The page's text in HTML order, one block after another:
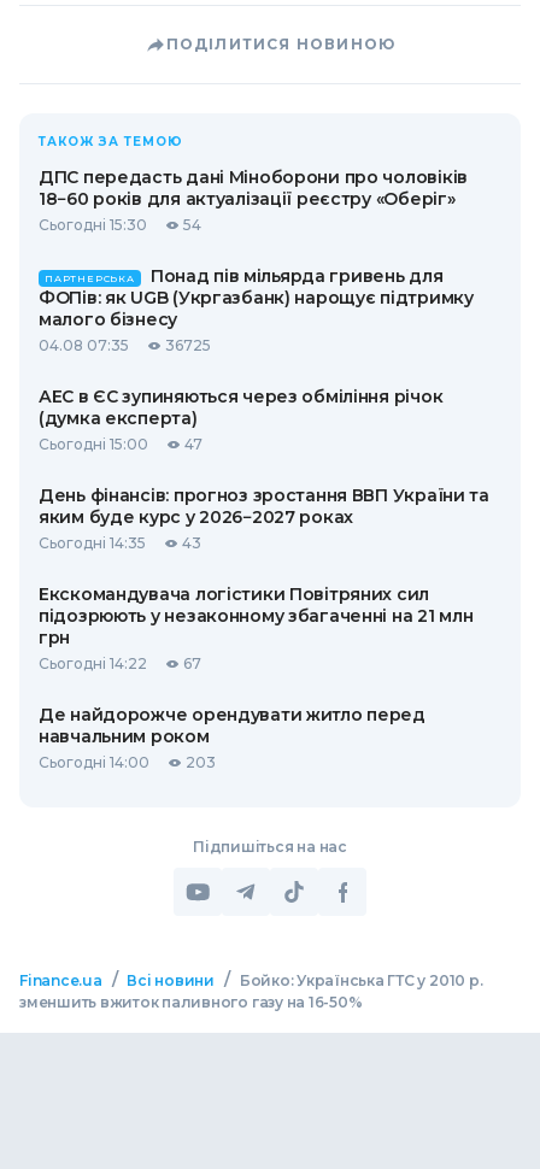
ПОДІЛИТИСЯ НОВИНОЮ
ТАКОЖ ЗА ТЕМОЮ
ДПС передасть дані Міноборони про чоловіків
18−60 років для актуалізації реєстру «Оберіг»
Сьогодні 15:30 54
ПАРТНЕРСЬКА
Понад пів мільярда гривень для
ФОПів: як UGB (Укргазбанк) нарощує підтримку
малого бізнесу
04.08 07:35 36725
АЕС в ЄС зупиняються через обміління річок
(думка експерта)
Сьогодні 15:00 47
День фінансів: прогноз зростання ВВП України та
яким буде курс у 2026−2027 роках
Сьогодні 14:35 43
Екскомандувача логістики Повітряних сил
підозрюють у незаконному збагаченні на 21 млн
грн
Сьогодні 14:22 67
Де найдорожче орендувати житло перед
навчальним роком
Сьогодні 14:00 203
Підпишіться на нас
Finance.ua / Всі новини /
Бойко: Українська ГТС у 2010 р.
зменшить вжиток паливного газу на 16-50%